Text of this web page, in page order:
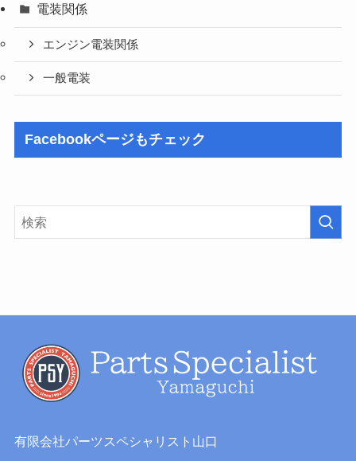
電装関係
エンジン電装関係
一般電装
Facebookページもチェック
有限会社パーツスペシャリスト山口